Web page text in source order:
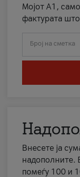
Мојот А1,
фактурата што
Број на сметка
Внесете ја
надополните.
помеѓу 100 и